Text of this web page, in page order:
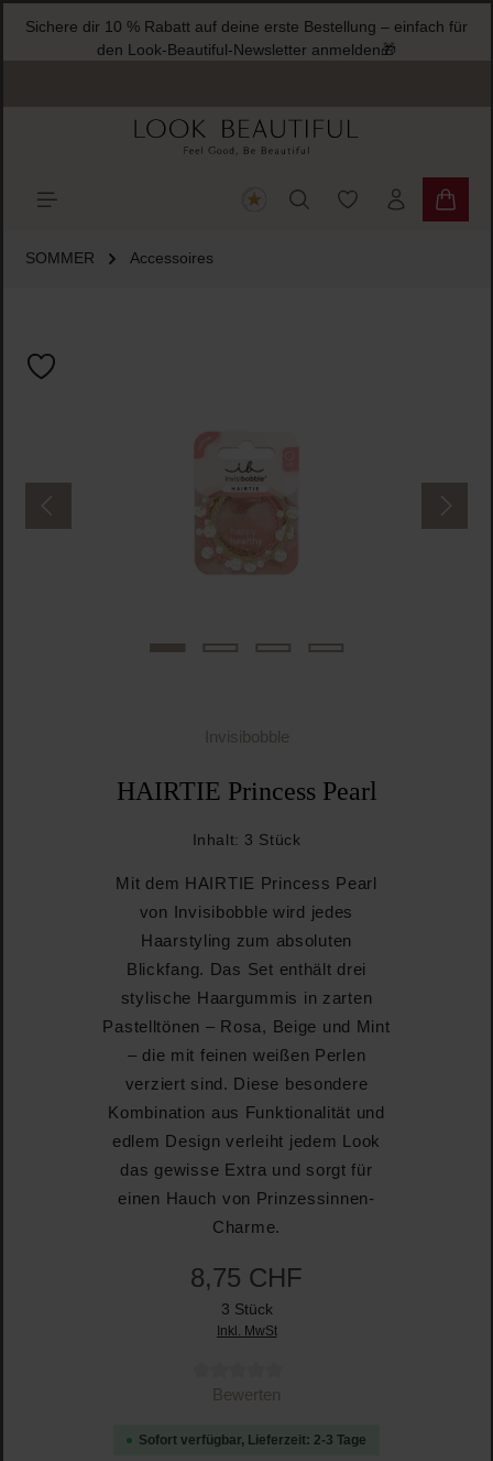
springen
Sichere dir 10 % Rabatt auf deine erste Bestellung – einfach für
den Look-Beautiful-Newsletter anmelden🎁
Du hast 0
SOMMER Accessoires
Invisibobble
HAIRTIE Princess Pearl
Inhalt: 3 Stück
Mit dem HAIRTIE Princess Pearl
von Invisibobble wird jedes
Haarstyling zum absoluten
Blickfang. Das Set enthält drei
stylische Haargummis in zarten
Pastelltönen – Rosa, Beige und Mint
– die mit feinen weißen Perlen
verziert sind. Diese besondere
Kombination aus Funktionalität und
edlem Design verleiht jedem Look
das gewisse Extra und sorgt für
einen Hauch von Prinzessinnen-
Charme.
8,75 CHF
3 Stück
Inkl. MwSt
Durchschnittliche Bewertung von 0 von 5 Sternen
Bewerten
Sofort verfügbar, Lieferzeit: 2-3 Tage